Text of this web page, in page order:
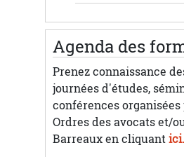
Agenda des
Prenez connaissance
journées d'études,
conférences organisées
Ordres des avocats et/
Barreaux en cliquantici.